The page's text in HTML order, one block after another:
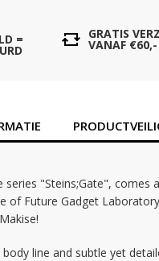
= GRATIS
VANAF €60,-
series "Steins;Gate", comes
of Future Gadget
line and subtle yet